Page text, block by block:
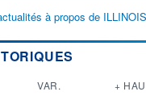
à propos de
VAR. +